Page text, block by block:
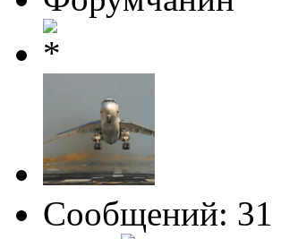
Сообщений: 31